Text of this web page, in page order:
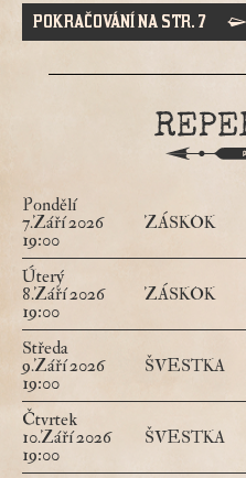
POKRAČOVÁNÍ NA STR. 7
Pondělí
7.Září 2026
19:00
ZÁSKOK
Úterý
8.Září 2026
19:00
ZÁSKOK
Středa
9.Září 2026
19:00
ŠVESTKA
Čtvrtek
10.Září 2026
19:00
ŠVESTKA